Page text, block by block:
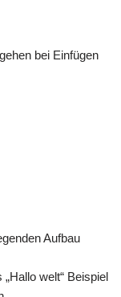
bei Einfügen
Aufbau
welt“ Beispiel